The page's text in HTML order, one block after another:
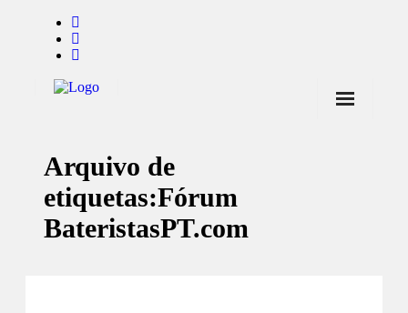
Notícias
Marcas
Endorsers
Arquivo de
etiquetas:Fórum
BateristasPT.com